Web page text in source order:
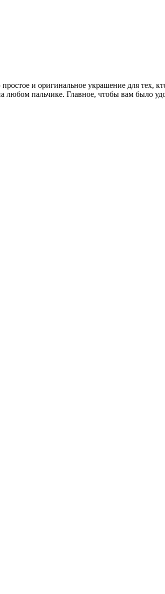
и оригинальное украшение для тех, кто
любом пальчике. Главное, чтобы вам было